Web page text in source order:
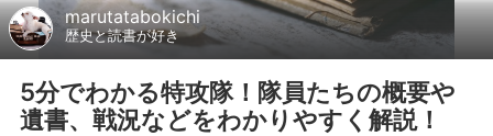
marutatabokichi
歴史と読書が好き
5分でわかる特攻隊！隊員たちの概要や
遺書、戦況などをわかりやすく解説！